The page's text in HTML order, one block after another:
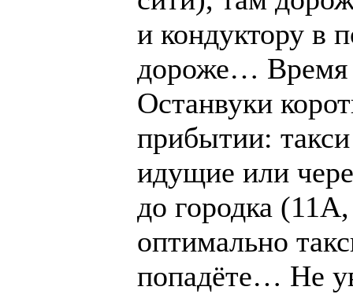
и кондуктору в
дороже… Время
Останвуки
прибытии:
идущие или
до городка
оптимально
попадёте… Не